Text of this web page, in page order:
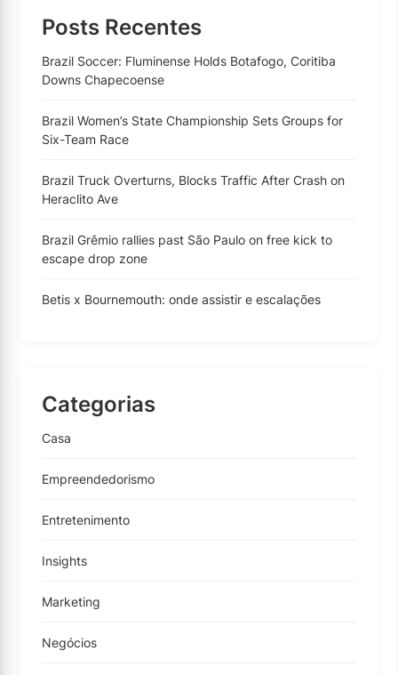
Posts Recentes
Brazil Soccer: Fluminense Holds Botafogo, Coritiba
Downs Chapecoense
Brazil Women’s State Championship Sets Groups for
Six-Team Race
Brazil Truck Overturns, Blocks Traffic After Crash on
Heraclito Ave
Brazil Grêmio rallies past São Paulo on free kick to
escape drop zone
Betis x Bournemouth: onde assistir e escalações
Categorias
Casa
Empreendedorismo
Entretenimento
Insights
Marketing
Negócios